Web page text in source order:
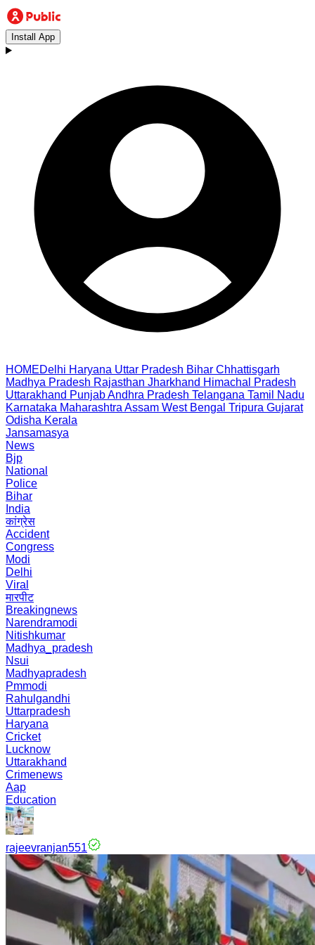
Install App
HOMEDelhi Haryana Uttar Pradesh Bihar Chhattisgarh
Madhya Pradesh Rajasthan Jharkhand Himachal Pradesh
Uttarakhand PunjabAndhra Pradesh Telangana Tamil Nadu
Karnataka Maharashtra Assam West Bengal Tripura Gujarat
Odisha Kerala
Jansamasya
News
Bjp
National
Police
Bihar
India
कांग्रेस
Accident
Congress
Modi
Delhi
Viral
मारपीट
Breakingnews
Narendramodi
Nitishkumar
Madhya_pradesh
Nsui
Madhyapradesh
Pmmodi
Rahulgandhi
Uttarpradesh
Haryana
Cricket
Lucknow
Uttarakhand
Crimenews
Aap
Education
rajeevranjan551